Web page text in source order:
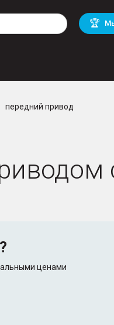
🏆
Mitsubishi
Chevrolet
передний привод
ценами